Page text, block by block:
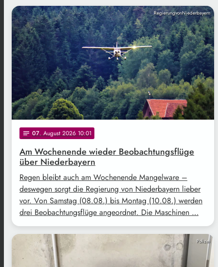
RegierungvonNiederbayern
notes 07. August 2026 10:01
Am Wochenende wieder Beobachtungsflüge
über Niederbayern
Regen bleibt auch am Wochenende Mangelware –
deswegen sorgt die Regierung von Niederbayern lieber
vor. Von Samstag (08.08.) bis Montag (10.08.) werden
drei Beobachtungsflüge angeordnet. Die Maschinen …
Polizei